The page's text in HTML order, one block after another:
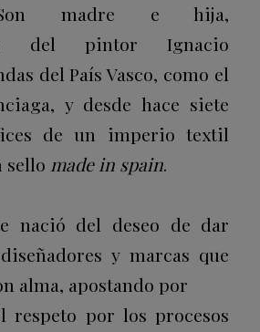
Son madre e hija,
del pintor Ignacio
del País Vasco, como el
y desde hace siete
de un imperio textil
sello made in spain.
nació del deseo de dar
y marcas que
alma, apostando por
respeto por los procesos